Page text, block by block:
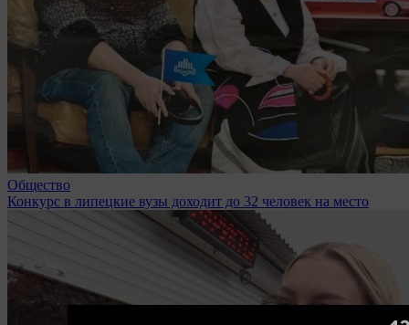
Общество
Конкурс в липецкие вузы доходит до 32 человек на место